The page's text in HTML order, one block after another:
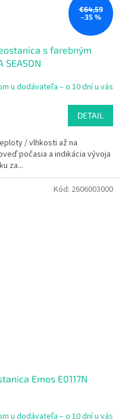
€64,59
–35 %
s farebným
SEASON
u dodávateľa – o 10 dní u vás
DETAIL
/ vlhkosti až na
počasia a indikácia vývoja
za...
Emos E0117N
u dodávateľa – o 10 dní u vás
Kód: 2606003000